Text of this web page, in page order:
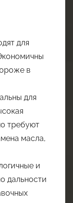
для
в
для
требуют
масла,
и
дальности